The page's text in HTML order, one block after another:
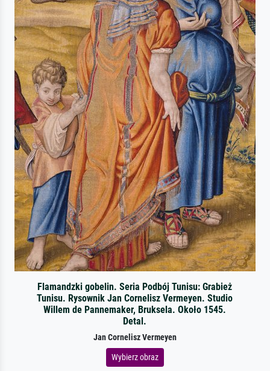
Flamandzki gobelin. Seria Podbój Tunisu: Grabież
Tunisu. Rysownik Jan Cornelisz Vermeyen. Studio
Willem de Pannemaker, Bruksela. Około 1545.
Detal.
Jan Cornelisz Vermeyen
Wybierz obraz